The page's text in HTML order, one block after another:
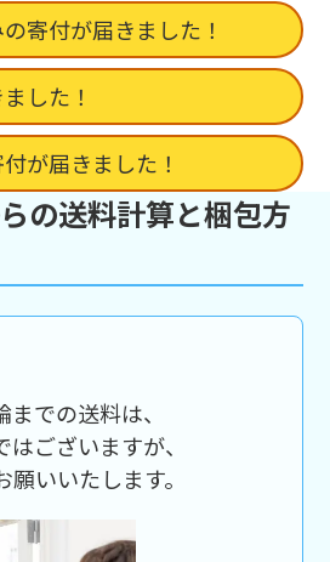
寄付が届きました！
した！
が届きました！
の送料計算と梱包方
までの送料は、
ございますが、
願いいたします。